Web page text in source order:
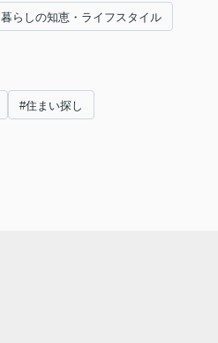
暮らしの知恵・ライフスタイル
#住まい探し